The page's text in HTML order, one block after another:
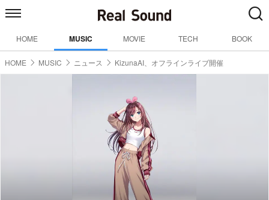
HOME MUSIC MOVIE TECH BOOK
HOME MUSIC ニュース KizunaAI、オフラインライブ開催